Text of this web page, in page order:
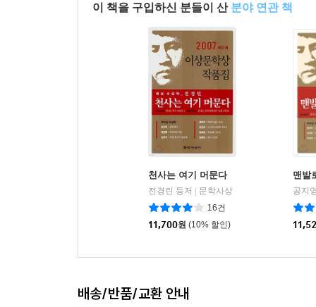
이 책을 구입하신 분들이 산 분야 연관 책
천사는 여기 머문다
전경린 등저
문학사상
16건
11,700원 (10% 할인)
맨발
공지
배송/반품/교환 안내